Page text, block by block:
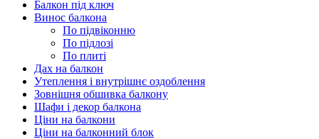
Балкон під ключ
Винос балкона
По підвіконню
По підлозі
По плиті
Дах на балкон
Утеплення і внутрішнє оздоблення
Зовнішня обшивка балкону
Шафи і декор балкона
Ціни на балкони
Ціни на балконний блок